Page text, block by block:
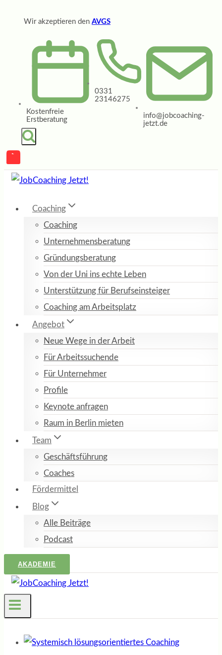
Wir akzeptieren den AVGS
Kostenfreie
Erstberatung
0331
23146275
info@jobcoaching-
jetzt.de
Coaching
Coaching
Unternehmensberatung
Gründungsberatung
Von der Uni ins echte Leben
Unterstützung für Berufseinsteiger
Coaching am Arbeitsplatz
Angebot
Neue Wege in der Arbeit
Für Arbeitssuchende
Für Unternehmer
Profile
Keynote anfragen
Raum in Berlin mieten
Team
Geschäftsführung
Coaches
Fördermittel
Blog
Alle Beiträge
Podcast
AKADEMIE